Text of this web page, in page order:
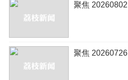
聚焦 20260802
聚焦 20260726